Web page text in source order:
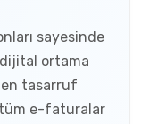
sayesinde
ortama
tasarruf
tüm e-faturalar